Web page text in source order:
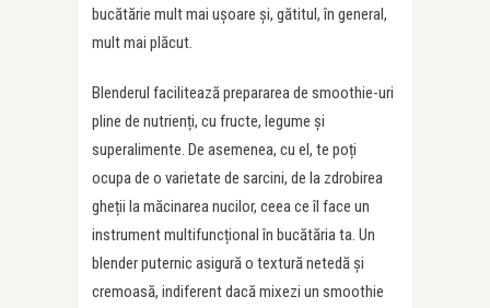
bucătărie mult mai ușoare și, gătitul, în general,
mult mai plăcut.
Blenderul facilitează prepararea de smoothie-uri
pline de nutrienți, cu fructe, legume și
superalimente. De asemenea, cu el, te poți
ocupa de o varietate de sarcini, de la zdrobirea
gheții la măcinarea nucilor, ceea ce îl face un
instrument multifuncțional în bucătăria ta. Un
blender puternic asigură o textură netedă și
cremoasă, indiferent dacă mixezi un smoothie